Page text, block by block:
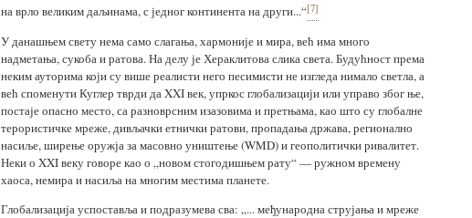
на врло великим даљинама, с једног континента на други...“[7]
У данашњем свету нема само слагања, хармоније и мира, већ има много
надметања, сукоба и ратова. На делу је Хераклитова слика света. Будућност према
неким ауторима који су више реалисти него песимисти не изгледа нимало светла, а
већ споменути Куглер тврди да XXI век, упркос глобализацији или управо због ње,
постаје опасно место, са разноврсним изазовима и претњама, као што су глобалне
терористичке мреже, дивљачки етнички ратови, пропадања држава, регионално
насиље, ширење оружја за масовно уништење (WMD) и геополитички ривалитет.
Неки о XXI веку говоре као о „новом стогодишњем рату“ — ружном времену
хаоса, немира и насиља на многим местима планете.
Глобализација успоставља и подразумева сва: „... међународна струјања и мреже